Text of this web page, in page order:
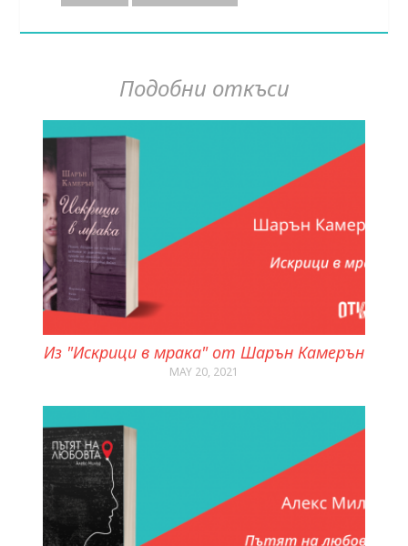
Подобни откъси
Из "Искрици в мрака" от Шарън Камерън
MAY 20, 2021